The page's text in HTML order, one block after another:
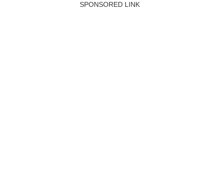
SPONSORED LINK